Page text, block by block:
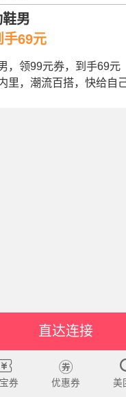
男
手69元
，领99元券，到手69元
里，潮流百搭，快给自
直达连接
券 优惠券 美